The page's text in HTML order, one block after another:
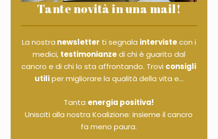
Tante novità in una mail!
La nostra newsletter ti segnala intervistecon i
medici, testimonianzedi chi è guarito dal
cancro e di chi lo sta affrontando. Trovi consigli
utiliper migliorare la qualità della vita e...
Tanta energia positiva!
Unisciti alla nostra Koalizione: insieme il cancro
fa meno paura.